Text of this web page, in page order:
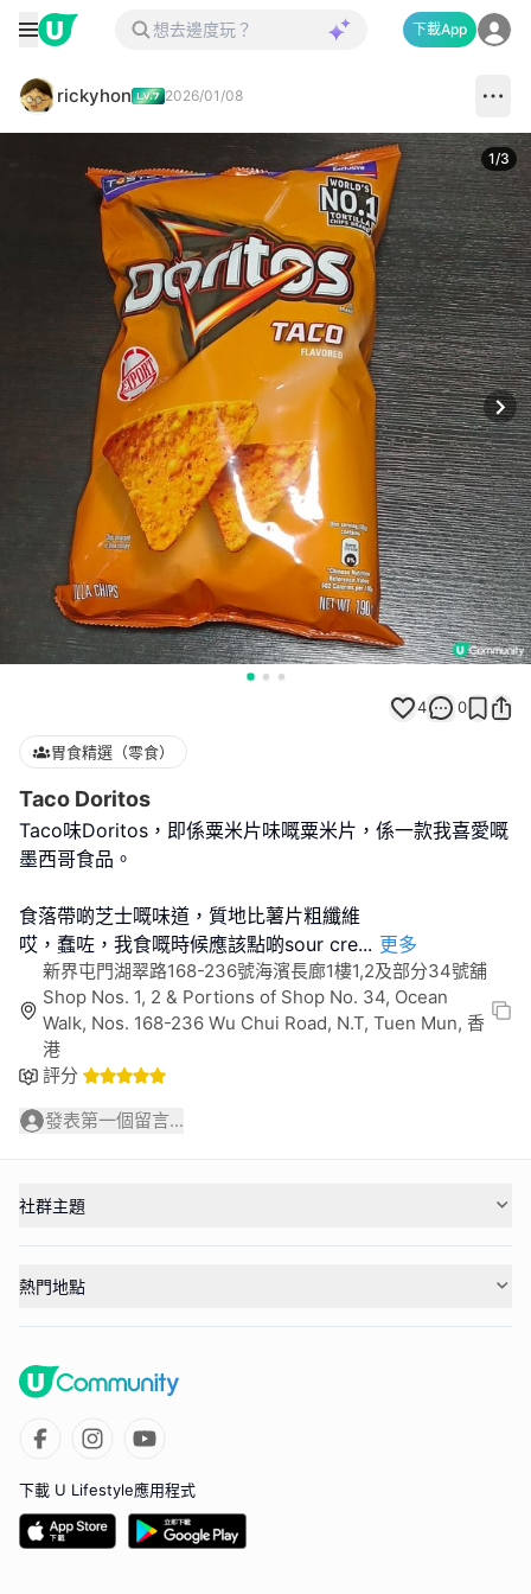
下載App
rickyhon 2026/01/08
1/3
4 0
胃食精選（零食）
Taco Doritos
Taco味Doritos，即係粟米片味嘅粟米片，係一款我喜愛嘅
墨西哥食品。
食落帶啲芝士嘅味道，質地比薯片粗纖維
哎，蠢咗，我食嘅時候應該點啲sour cre... 更多
新界屯門湖翠路168-236號海濱長廊1樓1,2及部分34號舖
Shop Nos. 1, 2 & Portions of Shop No. 34, Ocean
Walk, Nos. 168-236 Wu Chui Road, N.T, Tuen Mun, 香
港
評分
發表第一個留言...
社群主題
熱門地點
下載 U Lifestyle應用程式